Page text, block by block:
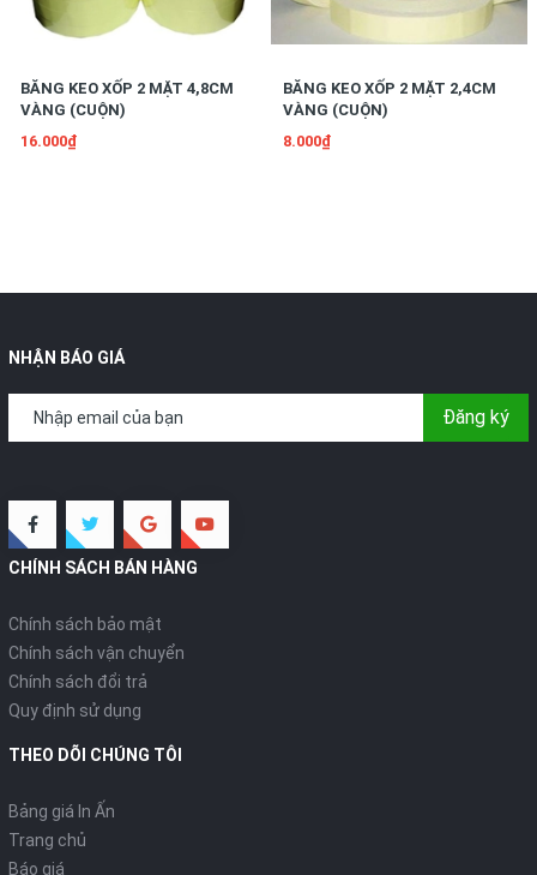
BĂNG KEO XỐP 2 MẶT 4,8CM
VÀNG (CUỘN)
16.000₫
BĂNG KEO XỐP 2 MẶT 2,4CM
VÀNG (CUỘN)
8.000₫
NHẬN BÁO GIÁ
Đăng ký
CHÍNH SÁCH BÁN HÀNG
Chính sách bảo mật
Chính sách vận chuyển
Chính sách đổi trả
Quy định sử dụng
THEO DÕI CHÚNG TÔI
Bảng giá In Ấn
Trang chủ
Báo giá